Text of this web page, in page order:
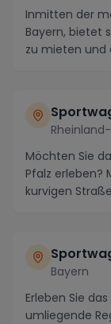
Inmitten der
Bayern, bietet
zu mieten und
Möchten Sie
Pfalz erleben?
kurvigen
Bayern
Erleben Sie
umliegende